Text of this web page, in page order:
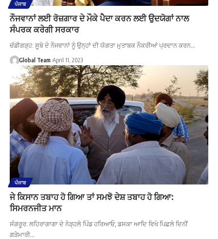
ਪੰਜਾਬ
ਨੌਜਵਾਨਾਂ ਲਈ ਰੋਜ਼ਗਾਰ ਦੇ ਮੌਕੇ ਪੈਦਾ ਕਰਨ ਲਈ ਉਦਯੋਗਾਂ ਨਾਲ
ਸੰਪਰਕ ਕਰੇਗੀ ਸਰਕਾਰ
ਚੰਡੀਗੜ੍ਹ: ਸੂਬੇ ਦੇ ਨੌਜਵਾਨਾਂ ਨੂੰ ਉਨ੍ਹਾਂ ਦੀ ਯੋਗਤਾ ਮੁਤਾਬਕ ਨੌਕਰੀਆਂ ਪ੍ਰਦਾਨ ਕਰਨ…
Global Team April 11, 2023
ਪੰਜਾਬ
ਜੇ ਕਿਸਾਨ ਤਬਾਹ ਹੋ ਗਿਆ ਤਾਂ ਸਮਝੋ ਦੇਸ਼ ਤਬਾਹ ਹੋ ਗਿਆ:
ਸਿਮਰਨਜੀਤ ਮਾਨ
ਸੰਗਰੂਰ: ਲਹਿਰਾਗਾਗਾ ਦੇ ਨੇੜ੍ਹਲੇ ਪਿੰਡ ਹਰਿਆਓ, ਡਸਕਾ ਆਦਿ ਵਿਖੇ ਪਿਛਲੇ ਦਿਨੀਂ
ਗੜੇਮਾਰੀ…